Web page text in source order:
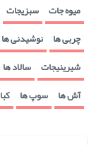
میوه جات سبزیجات
چربی ها نوشیدنی ها
شیرینیجات سالاد ها
آش ها سوپ ها